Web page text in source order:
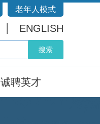
老年人模式
ENGLISH
诚聘英才